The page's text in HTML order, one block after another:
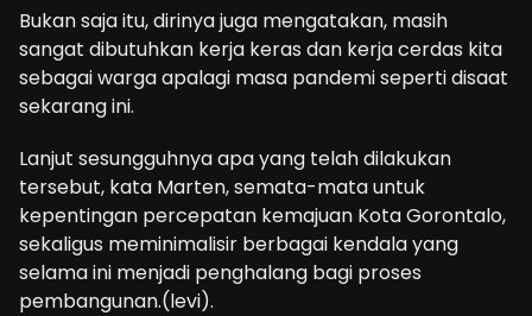
Bukan saja itu, dirinya juga mengatakan, masih
sangat dibutuhkan kerja keras dan kerja cerdas kita
sebagai warga apalagi masa pandemi seperti disaat
sekarang ini.
Lanjut sesungguhnya apa yang telah dilakukan
tersebut, kata Marten, semata-mata untuk
kepentingan percepatan kemajuan Kota Gorontalo,
sekaligus meminimalisir berbagai kendala yang
selama ini menjadi penghalang bagi proses
pembangunan.(levi).